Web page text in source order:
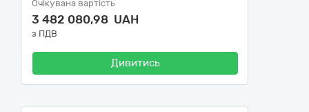
Очікувана вартість
3 482 080,98 UAH
з ПДВ
Дивитись